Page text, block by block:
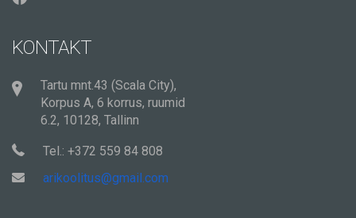
KONTAKT
Tartu mnt.43 (Scala City),
Korpus A, 6 korrus, ruumid
6.2, 10128, Tallinn
Tel.: +372 559 84 808
arikoolitus@gmail.com